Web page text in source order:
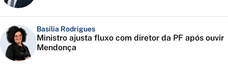
Basília Rodrigues
Ministro ajusta fluxo com diretor da PF após ouvir
Mendonça